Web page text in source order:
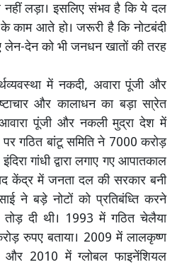
नहीं लड़ा। इसलिए संभव है कि ये दल
आते हो। जरूरी है कि नोटबंदी
लेन-देन को भी जनधन खातों की तरह
में नकदी, अवारा पूंजी और
और कालाधन का बड़ा सा्रेत
पूंजी और नकली मुद्रा देश में
गठित बांटू समिति ने 7000 करोड़
गांधी द्वारा लगाए गए आपातकाल
केंद्र में जनता दल की सरकार बनी
ने बड़े नोटों को प्रतिबंध्ति करने
दी थी। 1993 में गठित चेलैया
रुपए बताया। 2009 में लालकृष्ण
2010 में ग्लोबल फाइनेंशियल